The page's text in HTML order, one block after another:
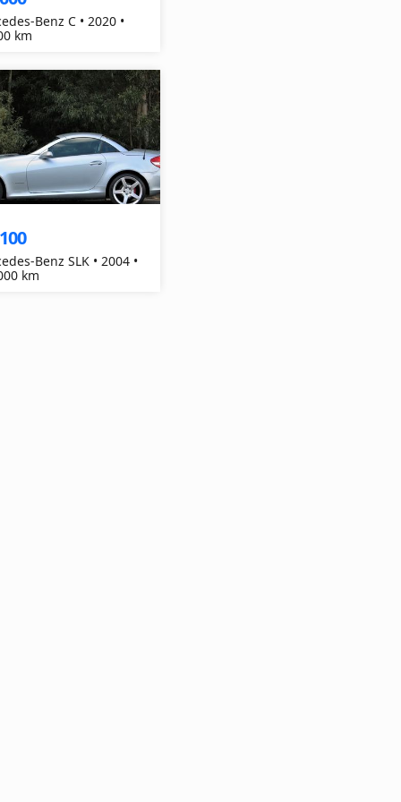
Benz C • 2020 •
km
Benz SLK • 2004 •
km